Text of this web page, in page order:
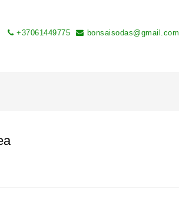
+37061449775 bonsaisodas@gmail.com